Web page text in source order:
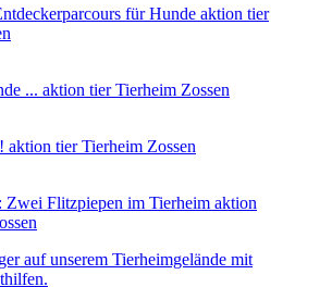
für Hunde aktion tier
... aktion tier Tierheim Zossen
aktion tier Tierheim Zossen
Flitzpiepen im Tierheim aktion